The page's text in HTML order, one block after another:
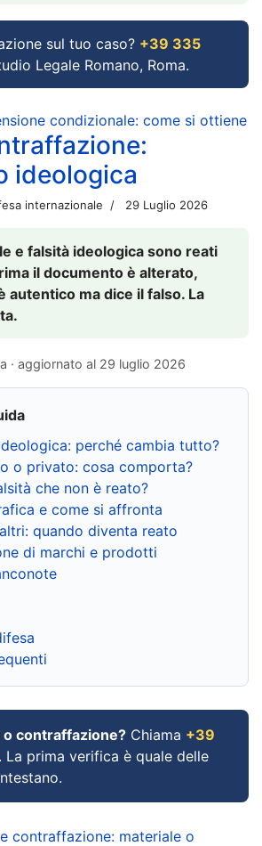
sul tuo caso? +39 335
Legale Romano, Roma.
condizionale: come si ottiene
ideologica
internazionale 29 Luglio 2026
e falsità ideologica sono reati
il documento è alterato,
autentico ma dice il falso. La
· aggiornato al 29 luglio 2026
perché cambia tutto?
o privato: cosa comporta?
che non è reato?
e come si affronta
quando diventa reato
di marchi e prodotti
contraffazione? Chiama +39
. La prima verifica è quale delle
contraffazione: materiale o